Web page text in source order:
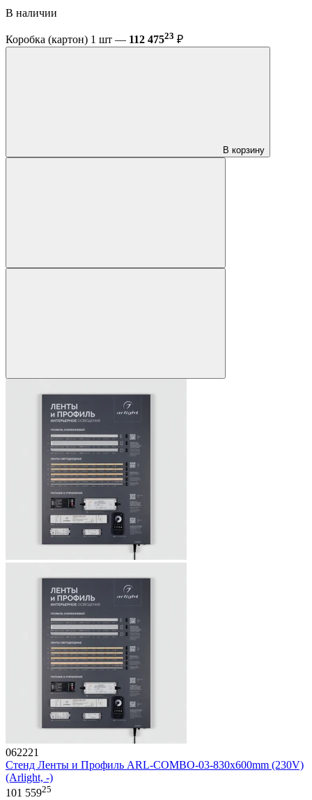
В наличии
Коробка (картон) 1 шт — 112 47523 ₽
В корзину
062221
Стенд Ленты и Профиль ARL-COMBO-03-830х600mm (230V)
(Arlight, -)
101 55925